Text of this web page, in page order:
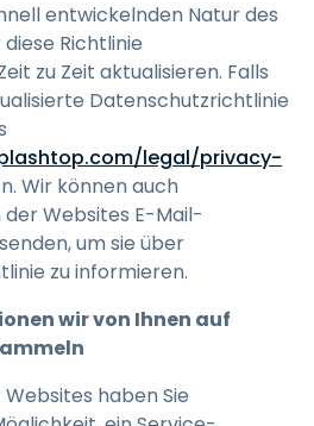
entwickelnden Natur des
Richtlinie
zu Zeit aktualisieren. Falls
Datenschutzrichtlinie
legal/privacy-
Wir können auch
Websites E-Mail-
um sie über
zu informieren.
wir von Ihnen auf
haben Sie